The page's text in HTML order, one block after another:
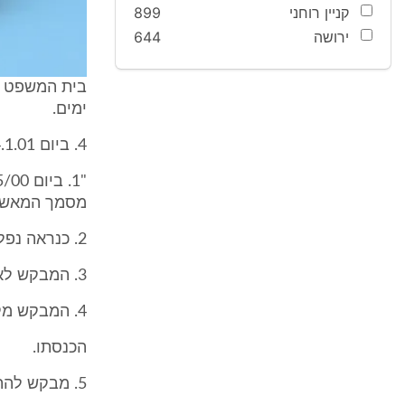
קניין רוחני
899
ירושה
644
ימים.
4. ביום 4.1.01 הגיש המערער בקשה לביטול פסק הדין וזה תוכנה :
מסמך
2. כנראה נפלה טעות והדיון התקיים בהעדר המבקש ביום 30/8/00 באי ידיעתו.
3. המבקש לא ביצע את העבירה המיוחסת לו בתיק הנ"ל. ומכחיש זאת.
4. המבקש מקבל קיצבה מאת המוסד לבל"ל ע"ס 1,600 ש"ח לחודש וזוהי כל
הכנסתו.
5. מבקש להתחשב במבקש ולבטל פסק הדין אשר ניתן בהעדר המבקש.